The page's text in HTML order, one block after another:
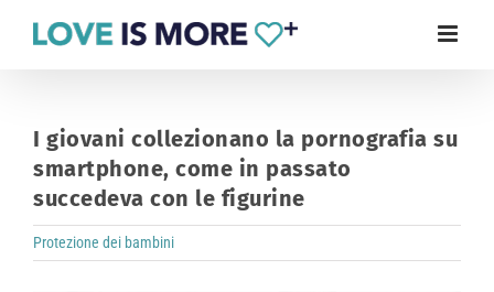
I giovani collezionano la pornografia su
smartphone, come in passato
succedeva con le figurine
Protezione dei bambini